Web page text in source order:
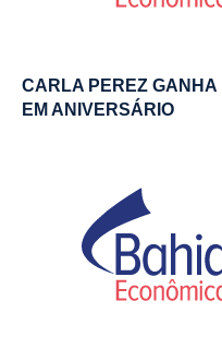
CARLA PEREZ
EM ANIVERSÁRIO